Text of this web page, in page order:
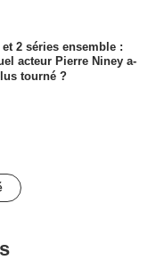
2 séries ensemble :
acteur Pierre Niney a-
tourné ?